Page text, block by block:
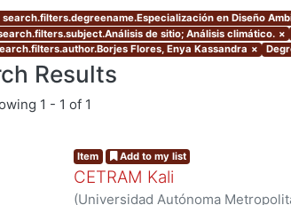
search.filters.degreename.Especialización en Diseño
de sitio; Análisis climático. ×
Flores, Enya Kassandra ×
Results
1 - 1 of 1
Item Add to my list
CETRAM Kali
(Universidad Autónoma